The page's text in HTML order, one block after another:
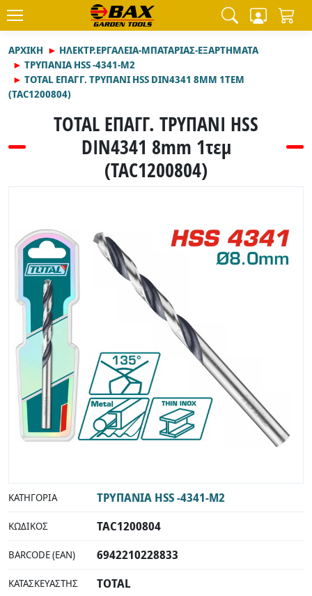
ΑΡΧΙΚΉ
ΗΛΕΚΤΡ.ΕΡΓΑΛΕΙΑ-ΜΠΑΤΑΡΙΑΣ-ΕΞΑΡΤΗΜΑΤΑ
ΤΡΥΠΑΝΙΑ HSS -4341-M2
TOTAL ΕΠΑΓΓ. ΤΡΥΠΑΝΙ HSS DIN4341 8MM 1ΤΕΜ
(TAC1200804)
TOTAL ΕΠΑΓΓ. ΤΡΥΠΑΝΙ HSS
DIN4341 8mm 1τεμ
(TAC1200804)
INDUSTRIAL
ΚΑΤΗΓΟΡΊΑ ΤΡΥΠΑΝΙΑ HSS -4341-M2
ΚΩΔΙΚΌΣ TAC1200804
BARCODE (EAN) 6942210228833
ΚΑΤΑΣΚΕΥΑΣΤΉΣ TOTAL